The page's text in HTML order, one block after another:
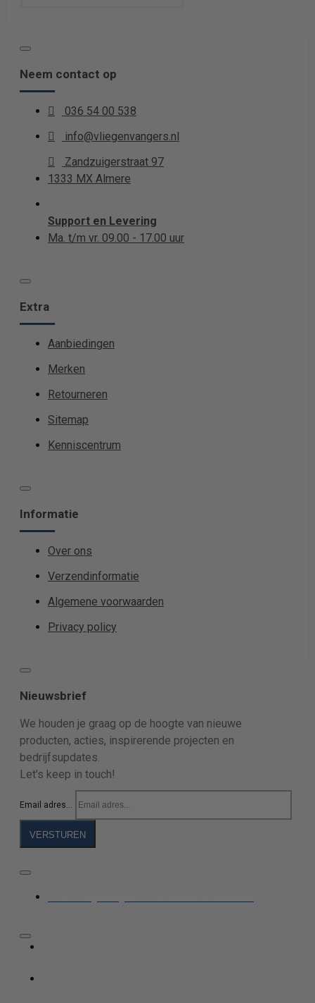
Neem contact op
036 54 00 538
info@vliegenvangers.nl
Zandzuigerstraat 97
1333 MX Almere
Support en Levering
Ma. t/m vr. 09.00 - 17.00 uur
Extra
Aanbiedingen
Merken
Retourneren
Sitemap
Kenniscentrum
Informatie
Over ons
Verzendinformatie
Algemene voorwaarden
Privacy policy
Nieuwsbrief
We houden je graag op de hoogte van nieuwe
producten, acties, inspirerende projecten en
bedrijfsupdates.
Let's keep in touch!
Email adres...
VERSTUREN